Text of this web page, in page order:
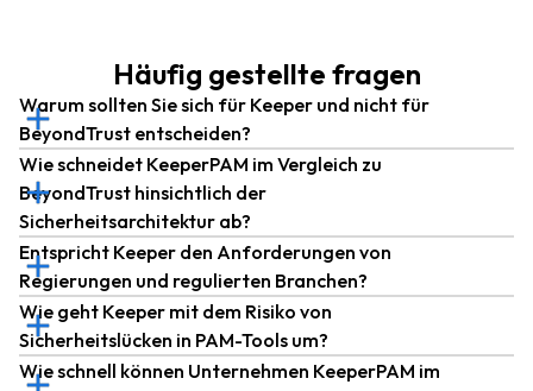
Häufig gestellte fragen
Warum sollten Sie sich für Keeper und nicht für
BeyondTrust entscheiden?
Wie schneidet KeeperPAM im Vergleich zu
BeyondTrust hinsichtlich der
Sicherheitsarchitektur ab?
Entspricht Keeper den Anforderungen von
Regierungen und regulierten Branchen?
Wie geht Keeper mit dem Risiko von
Sicherheitslücken in PAM-Tools um?
Wie schnell können Unternehmen KeeperPAM im